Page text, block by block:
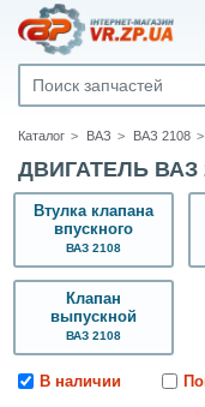
Каталог ВАЗ ВАЗ 2108
ДВИГАТЕЛЬ ВАЗ
Втулка клапана
впускного
ВАЗ 2108
Клапан
выпускной
ВАЗ 2108
В наличии